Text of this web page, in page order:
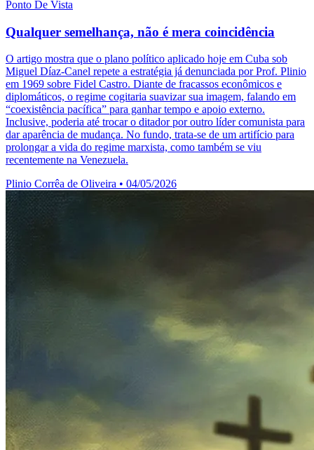
Ponto De Vista
Qualquer semelhança, não é mera coincidência
O artigo mostra que o plano político aplicado hoje em Cuba sob
Miguel Díaz-Canel repete a estratégia já denunciada por Prof. Plinio
em 1969 sobre Fidel Castro. Diante de fracassos econômicos e
diplomáticos, o regime cogitaria suavizar sua imagem, falando em
“coexistência pacífica” para ganhar tempo e apoio externo.
Inclusive, poderia até trocar o ditador por outro líder comunista para
dar aparência de mudança. No fundo, trata-se de um artifício para
prolongar a vida do regime marxista, como também se viu
recentemente na Venezuela.
Plinio Corrêa de Oliveira • 04/05/2026